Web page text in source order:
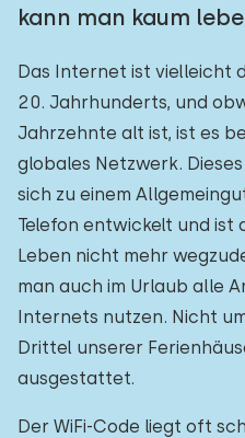
kann man kaum
Das Internet ist vielleicht
20. Jahrhunderts, und
Jahrzehnte alt ist, ist es
globales Netzwerk.
sich zu einem
Telefon entwickelt und ist
Leben nicht mehr
man auch im Urlaub alle
Internets nutzen. Nicht
Drittel unserer
ausgestattet.
Der WiFi-Code liegt oft